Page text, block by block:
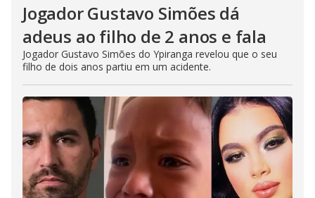
Jogador Gustavo Simões dá
adeus ao filho de 2 anos e fala
Jogador Gustavo Simões do Ypiranga revelou que o seu
filho de dois anos partiu em um acidente.